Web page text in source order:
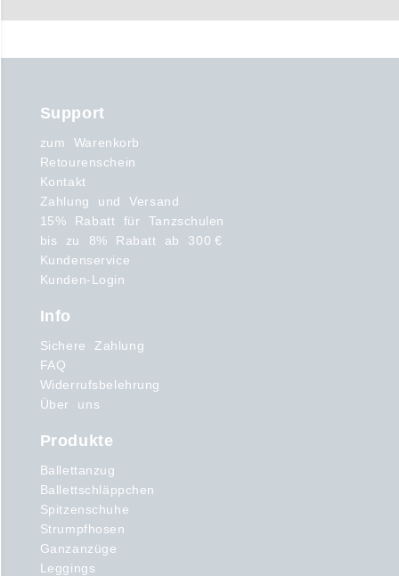
Support
zum Warenkorb
Retourenschein
Kontakt
Zahlung und Versand
15% Rabatt für Tanzschulen
bis zu 8% Rabatt ab 300 €
Kundenservice
Kunden-Login
Info
Sichere Zahlung
FAQ
Widerrufsbelehrung
Über uns
Produkte
Ballettanzug
Ballettschläppchen
Spitzenschuhe
Strumpfhosen
Ganzanzüge
Leggings